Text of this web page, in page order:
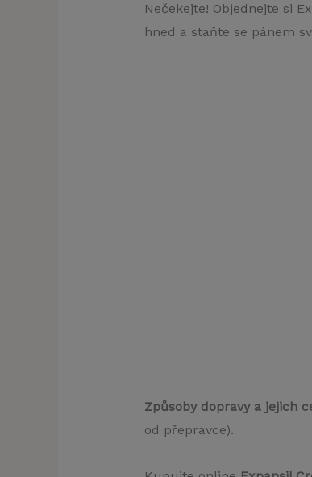
Nečekejte! Objednejte si
hned a staňte se pánem
Způsoby dopravy a jejich
od přepravce).